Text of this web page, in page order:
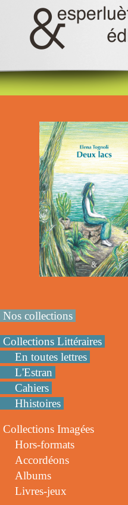
Nos collections
Collections Littéraires
En toutes lettres
L'Estran
Cahiers
Hhistoires
Collections Imagées
Hors-formats
Accordéons
Albums
Livres-jeux